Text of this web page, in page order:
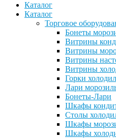
Каталог
Каталог
Торговое
Бонеты
Витрины
Витрины
Витрины
Витрины
Горки
Лари
Бонеты-Лари
Шкафы
Столы
Шкафы
Шкафы